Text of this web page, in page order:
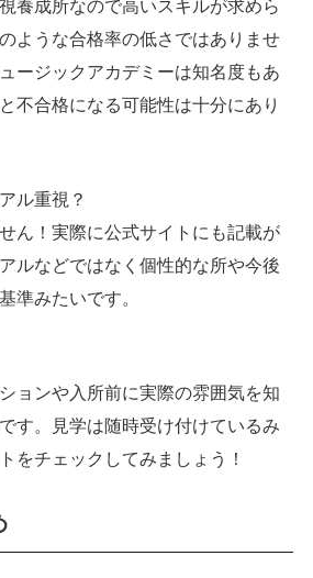
養成所なので高いスキルが求めら
ような合格率の低さではありませ
ージックアカデミーは知名度もあ
不合格になる可能性は十分にあり
ル重視？
ん！ 実際に公式サイトにも記載が
ルなどではなく個性的な所や今後
準みたいです。
ョンや入所前に実際の雰囲気を知
す。
見学は随時受け付けているみ
をチェックしてみましょう！